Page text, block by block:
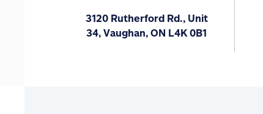
3120 Rutherford Rd., Unit
34, Vaughan, ON L4K 0B1